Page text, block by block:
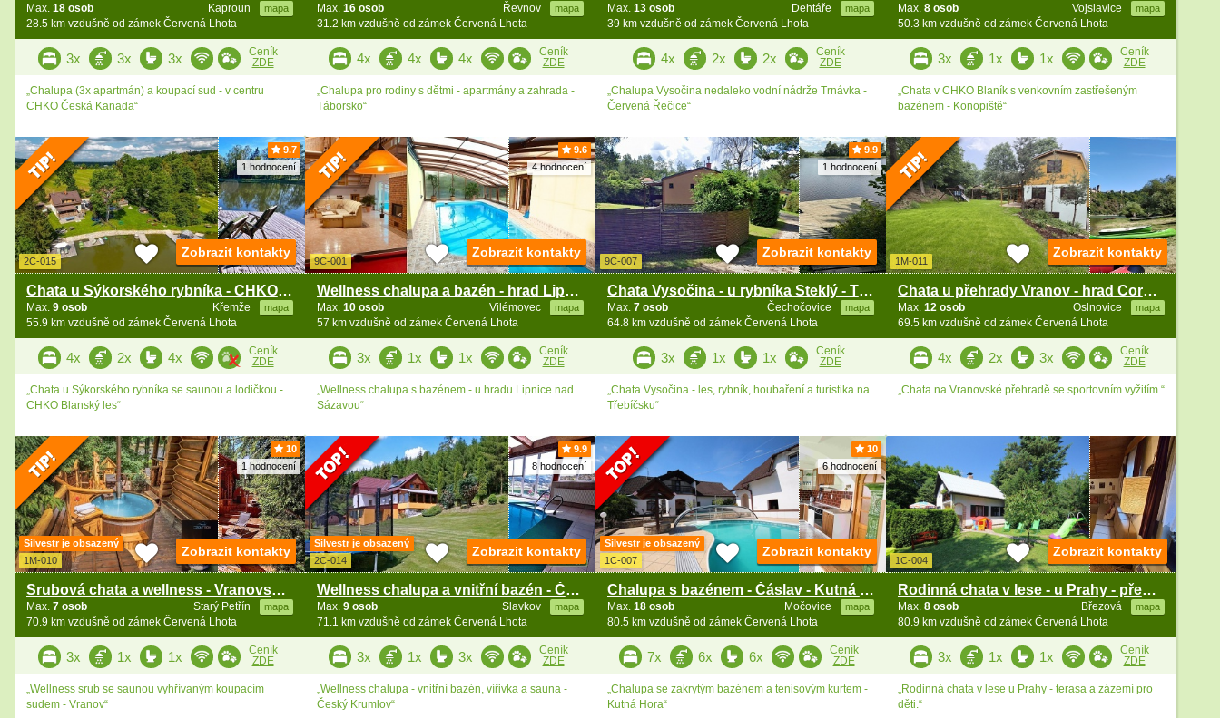
Kaproun mapa
Max. 18 osob
28.5 km vzdušně od zámek Červená Lhota
3x 3x 3x
Ceník
ZDE
„Chalupa (3x apartmán) a koupací sud - v centru
CHKO Česká Kanada“
Řevnov mapa
Max. 16 osob
31.2 km vzdušně od zámek Červená Lhota
4x 4x 4x
Ceník
ZDE
„Chalupa pro rodiny s dětmi - apartmány a zahrada -
Táborsko“
Dehtáře mapa
Max. 13 osob
39 km vzdušně od zámek Červená Lhota
4x 2x 2x
Ceník
ZDE
„Chalupa Vysočina nedaleko vodní nádrže Trnávka -
Červená Řečice“
Vojslavice mapa
Max. 8 osob
50.3 km vzdušně od zámek Červená Lhota
3x 1x 1x
Ceník
ZDE
„Chata v CHKO Blaník s venkovním zastřešeným
bazénem - Konopiště“
9.7
1 hodnocení
2C-015
Chata u Sýkorského rybníka - CHKO Blanský les
Křemže mapa
Max. 9 osob
55.9 km vzdušně od zámek Červená Lhota
Zobrazit kontakty
4x 2x 4x
Ceník
ZDE
„Chata u Sýkorského rybníka se saunou a lodičkou -
CHKO Blanský les“
9.6
4 hodnocení
9C-001
Wellness chalupa a bazén - hrad Lipnice nad Sázavou
Vilémovec mapa
Max. 10 osob
57 km vzdušně od zámek Červená Lhota
Zobrazit kontakty
3x 1x 1x
Ceník
ZDE
„Wellness chalupa s bazénem - u hradu Lipnice nad
Sázavou“
9.9
1 hodnocení
9C-007
Chata Vysočina - u rybníka Steklý - Třebíč
Čechočovice mapa
Max. 7 osob
64.8 km vzdušně od zámek Červená Lhota
Zobrazit kontakty
3x 1x 1x
Ceník
ZDE
„Chata Vysočina - les, rybník, houbaření a turistika na
Třebíčsku“
1M-011
Chata u přehrady Vranov - hrad Cornštejn a Bítov
Oslnovice mapa
Max. 12 osob
69.5 km vzdušně od zámek Červená Lhota
Zobrazit kontakty
4x 2x 3x
Ceník
ZDE
„Chata na Vranovské přehradě se sportovním vyžitím.“
10
1 hodnocení
Silvestr je obsazený
1M-010
Srubová chata a wellness - Vranovská přehrada
Starý Petřín mapa
Max. 7 osob
70.9 km vzdušně od zámek Červená Lhota
Zobrazit kontakty
3x 1x 1x
Ceník
ZDE
„Wellness srub se saunou vyhřívaným koupacím
sudem - Vranov“
9.9
8 hodnocení
Silvestr je obsazený
2C-014
Wellness chalupa a vnitřní bazén - Český Krumlov
Slavkov mapa
Max. 9 osob
71.1 km vzdušně od zámek Červená Lhota
Zobrazit kontakty
3x 1x 3x
Ceník
ZDE
„Wellness chalupa - vnitřní bazén, vířivka a sauna -
Český Krumlov“
10
6 hodnocení
Silvestr je obsazený
1C-007
Chalupa s bazénem - Čáslav - Kutná Hora
Močovice mapa
Max. 18 osob
80.5 km vzdušně od zámek Červená Lhota
Zobrazit kontakty
7x 6x 6x
Ceník
ZDE
„Chalupa se zakrytým bazénem a tenisovým kurtem -
Kutná Hora“
1C-004
Rodinná chata v lese - u Prahy - přehrada Vrané
Březová mapa
Max. 8 osob
80.9 km vzdušně od zámek Červená Lhota
Zobrazit kontakty
3x 1x 1x
Ceník
ZDE
„Rodinná chata v lese u Prahy - terasa a zázemí pro
děti.“